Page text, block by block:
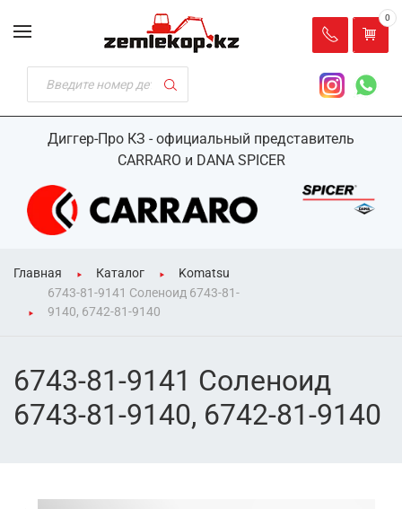
Диггер-Про КЗ - официальный представитель
CARRARO и DANA SPICER
0
Главная Каталог
Komatsu
6743-81-9141 Соленоид 6743-81-
9140, 6742-81-9140
6743-81-9141 Соленоид
6743-81-9140, 6742-81-9140